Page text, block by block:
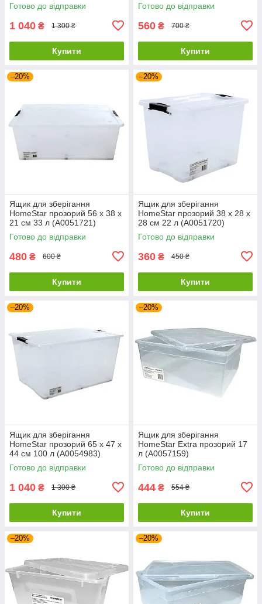
Готово до відправки
1 040 ₴ 1 300 ₴
Купити
Готово до відправки
560 ₴ 700 ₴
Купити
–20%
Ящик для зберігання
HomeStar прозорий 56 х 38 х
21 см 33 л (А0051721)
Готово до відправки
480 ₴ 600 ₴
Купити
–20%
Ящик для зберігання
HomeStar прозорий 38 х 28 х
28 см 22 л (А0051720)
Готово до відправки
360 ₴ 450 ₴
Купити
–20%
Ящик для зберігання
HomeStar прозорий 65 х 47 х
44 см 100 л (А0054983)
Готово до відправки
1 040 ₴ 1 300 ₴
Купити
–20%
Ящик для зберігання
HomeStar Extra прозорий 17
л (А0057159)
Готово до відправки
444 ₴ 554 ₴
Купити
–20% –20%